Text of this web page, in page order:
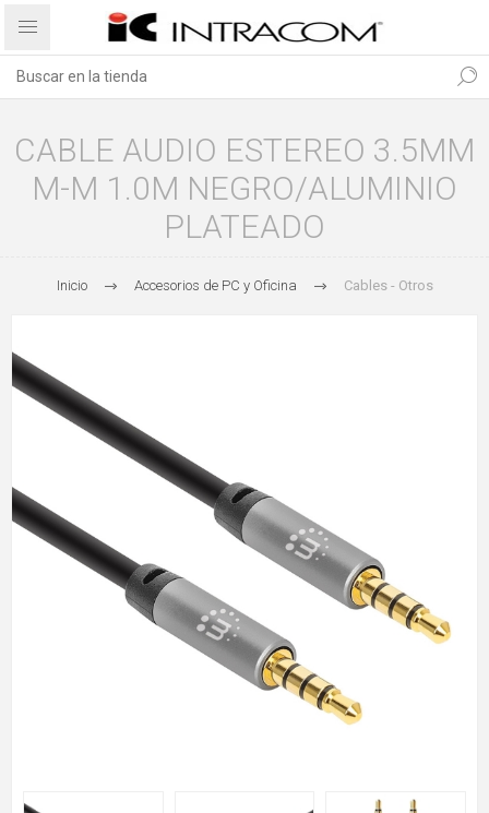
CABLE AUDIO ESTEREO 3.5MM
M-M 1.0M NEGRO/ALUMINIO
PLATEADO
Inicio Accesorios de PC y Oficina Cables - Otros